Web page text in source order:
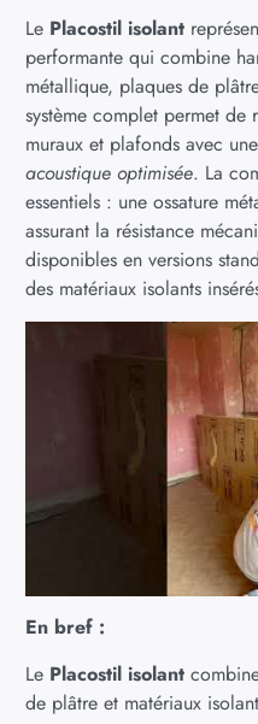
Le Placostil isolant
performante qui combine
métallique, plaques de
système complet permet de
muraux et plafonds avec une
acoustique optimisée. La
essentiels : une ossature
assurant la résistance
disponibles en versions
des matériaux isolants
En bref :
Le Placostil isolant
de plâtre et matériaux